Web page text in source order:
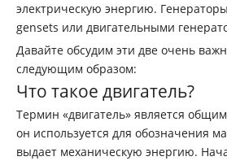
электрическую энергию.
gensets или двигательными
Давайте обсудим эти две очень
следующим образом:
Что такое двигатель?
Термин «двигатель» является
он используется для обозначения
выдает механическую энергию.